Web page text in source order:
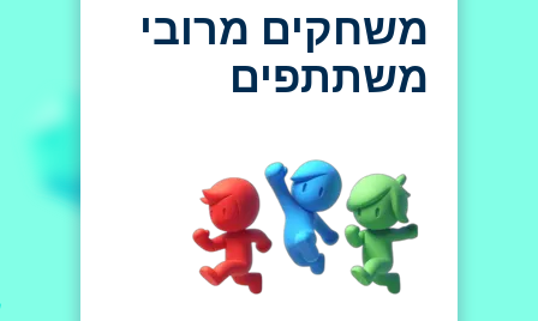
משחקים מרובי
משתתפים